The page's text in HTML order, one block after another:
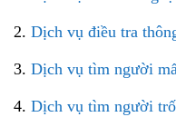
2. Dịch vụ điều tra
3. Dịch vụ tìm người
4. Dịch vụ tìm người